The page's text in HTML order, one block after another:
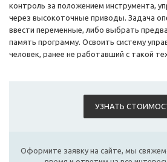
контроль за положением инструмента,
через высокоточные приводы. Задача
ввести переменные, либо выбрать
память программу. Освоить систему
человек, ранее не работавший с такой
УЗНАТЬ
Оформите заявку на сайте, мы